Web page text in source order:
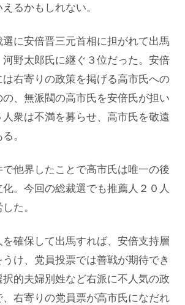
るかもしれない。
に安倍晋三元首相に担がれて出馬
河野太郎氏に継ぐ３位だった。安倍
右寄りの政策を掲げる高市氏への
、無派閥の高市氏を安倍氏が担い
衆は不満を募らせ、高市氏を敬遠
。
他界したことで高市氏は唯一の後
。今回の総裁選でも推薦人２０人
た。
確保して出馬すれば、安倍支持層
け、党員投票では善戦が期待でき
的夫婦別姓など右派に不人気の政
右寄りの党員票が高市氏になだれ